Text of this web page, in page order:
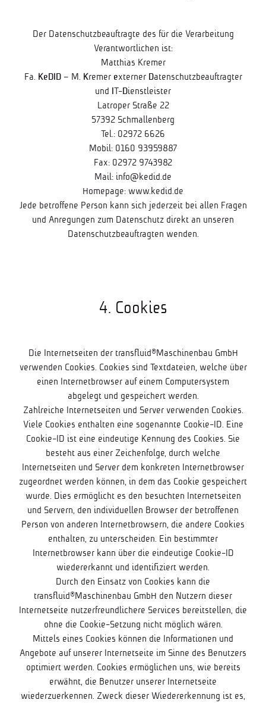
Der Datenschutzbeauftragte des für die Verarbeitung
Verantwortlichen ist:
Matthias Kremer
Fa. KeDID– M. Kremer externer Datenschutzbeauftragter
und IT-Dienstleister
Latroper Straße 22
57392 Schmallenberg
Tel.: 02972 6626
Mobil: 0160 93959887
Fax: 02972 9743982
Mail: info@kedid.de
Homepage:www.kedid.de
Jede betroffene Person kann sich jederzeit bei allen Fragen
und Anregungen zum Datenschutz direkt an unseren
Datenschutzbeauftragten wenden.
4. Cookies
Die Internetseiten der transfluid®Maschinenbau GmbH
verwenden Cookies. Cookies sind Textdateien, welche über
einen Internetbrowser auf einem Computersystem
abgelegt und gespeichert werden.
Zahlreiche Internetseiten und Server verwenden Cookies.
Viele Cookies enthalten eine sogenannte Cookie-ID. Eine
Cookie-ID ist eine eindeutige Kennung des Cookies. Sie
besteht aus einer Zeichenfolge, durch welche
Internetseiten und Server dem konkreten Internetbrowser
zugeordnet werden können, in dem das Cookie gespeichert
wurde. Dies ermöglicht es den besuchten Internetseiten
und Servern, den individuellen Browser der betroffenen
Person von anderen Internetbrowsern, die andere Cookies
enthalten, zu unterscheiden. Ein bestimmter
Internetbrowser kann über die eindeutige Cookie-ID
wiedererkannt und identifiziert werden.
Durch den Einsatz von Cookies kann die
transfluid®Maschinenbau GmbH den Nutzern dieser
Internetseite nutzerfreundlichere Services bereitstellen, die
ohne die Cookie-Setzung nicht möglich wären.
Mittels eines Cookies können die Informationen und
Angebote auf unserer Internetseite im Sinne des Benutzers
optimiert werden. Cookies ermöglichen uns, wie bereits
erwähnt, die Benutzer unserer Internetseite
wiederzuerkennen. Zweck dieser Wiedererkennung ist es,